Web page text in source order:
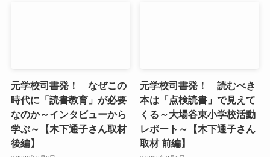
元学校司書発！ なぜこの
時代に「読書教育」が必要
なのか～インタビューから
学ぶ～【木下通子さん取材
後編】
元学校司書発！ 読むべき
本は「点検読書」で見えて
くる～大場谷東小学校活動
レポート～【木下通子さん
取材 前編】